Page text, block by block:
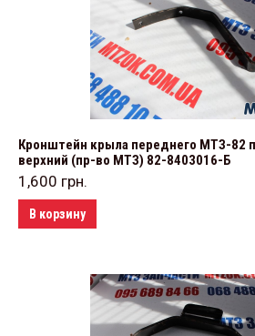
Кронштейн крыла переднего МТЗ-82
верхний (пр-во МТЗ) 82-8403016-Б
1,600 грн.
В корзину